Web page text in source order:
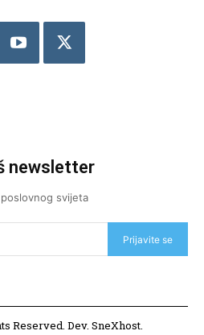
newsletter
svijeta
Prijavite se
Reserved. Dev. SneXhost.